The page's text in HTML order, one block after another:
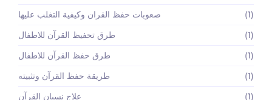
صعوبات حفظ القران وكيفية التغلب عليها
(1)
طرق تحفيظ القرآن للاطفال
(1)
طرق حفظ القرآن للاطفال
(1)
طريقة حفظ القرآن وتثبيته
(1)
علاج نسيان القرآن
(1)